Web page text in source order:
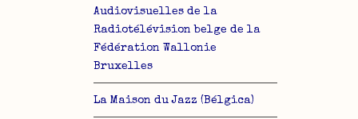
Audiovisuelles de la
Radiotélévision belge de la
Fédération Wallonie
Bruxelles
La Maison du Jazz (Bélgica)